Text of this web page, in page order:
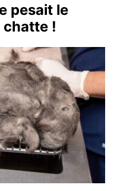
pesait le
chatte !